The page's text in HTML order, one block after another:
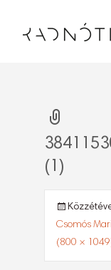
(1)
Csomós
(800 ×